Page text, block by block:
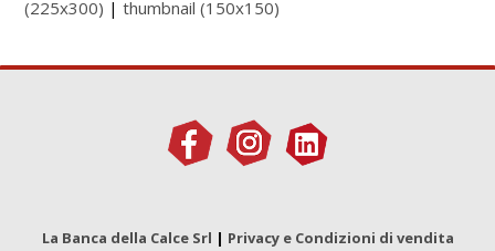
(225x300) |thumbnail (150x150)
La Banca della Calce Srl | Privacy e Condizioni di vendita